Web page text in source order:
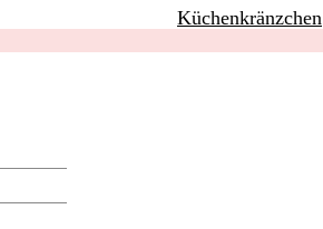
Küchenkränzchen